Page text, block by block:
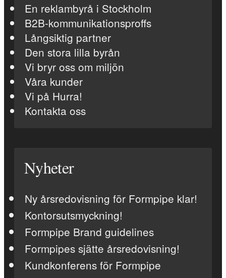
En reklambyrå i Stockholm
B2B-kommunikationsproffs
Långsiktig partner
Den stora lilla byrån
Vi bryr oss om miljön
Våra kunder
Vi på Hurra!
Kontakta oss
Nyheter
Ny årsredovisning för Formpipe klar!
Kontorsutsmyckning!
Formpipe Brand guidelines
Formpipes sjätte årsredovisning!
Kundkonferens för Formpipe